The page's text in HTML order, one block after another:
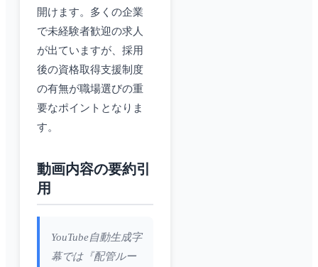
開けます。多くの企業
で未経験者歓迎の求人
が出ていますが、採用
後の資格取得支援制度
の有無が職場選びの重
要なポイントとなりま
す。
動画内容の要約引
用
YouTube自動生成字
幕では『配管ルー